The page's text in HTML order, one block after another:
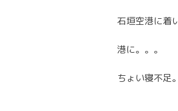
石垣空港に着
港に。。。
ちょい寝不足